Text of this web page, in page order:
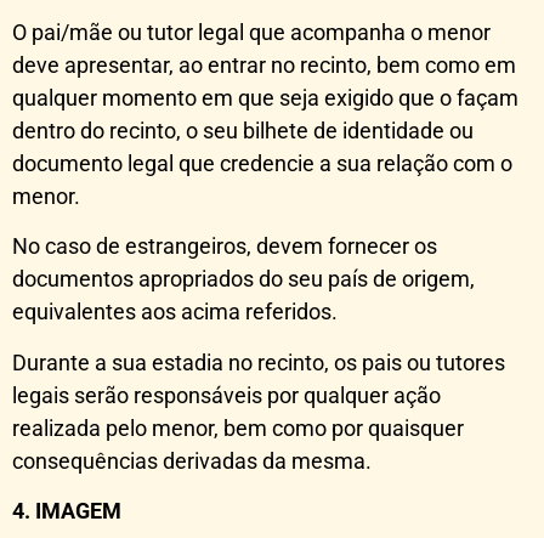
O pai/mãe ou tutor legal que acompanha o menor
deve apresentar, ao entrar no recinto, bem como em
qualquer momento em que seja exigido que o façam
dentro do recinto, o seu bilhete de identidade ou
documento legal que credencie a sua relação com o
menor.
No caso de estrangeiros, devem fornecer os
documentos apropriados do seu país de origem,
equivalentes aos acima referidos.
Durante a sua estadia no recinto, os pais ou tutores
legais serão responsáveis por qualquer ação
realizada pelo menor, bem como por quaisquer
consequências derivadas da mesma.
4. IMAGEM